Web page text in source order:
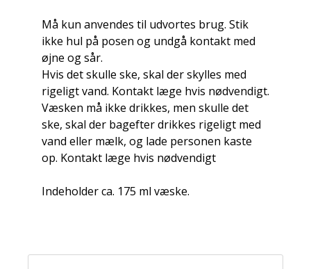
Må kun anvendes til udvortes brug. Stik
ikke hul på posen og undgå kontakt med
øjne og sår.
Hvis det skulle ske, skal der skylles med
rigeligt vand. Kontakt læge hvis nødvendigt.
Væsken må ikke drikkes, men skulle det
ske, skal der bagefter drikkes rigeligt med
vand eller mælk, og lade personen kaste
op. Kontakt læge hvis nødvendigt
Indeholder ca. 175 ml væske.